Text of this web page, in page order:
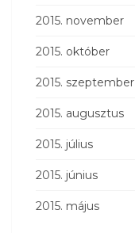
2015. november
2015. október
2015. szeptember
2015. augusztus
2015. július
2015. június
2015. május